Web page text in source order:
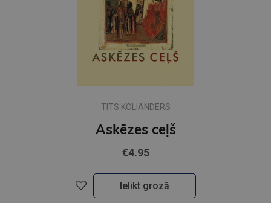
TITS KOLIANDERS
Askēzes ceļš
€4.95
Ielikt grozā